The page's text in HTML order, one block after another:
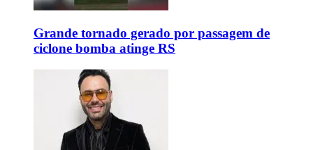
Grande tornado gerado por passagem de
ciclone bomba atinge RS